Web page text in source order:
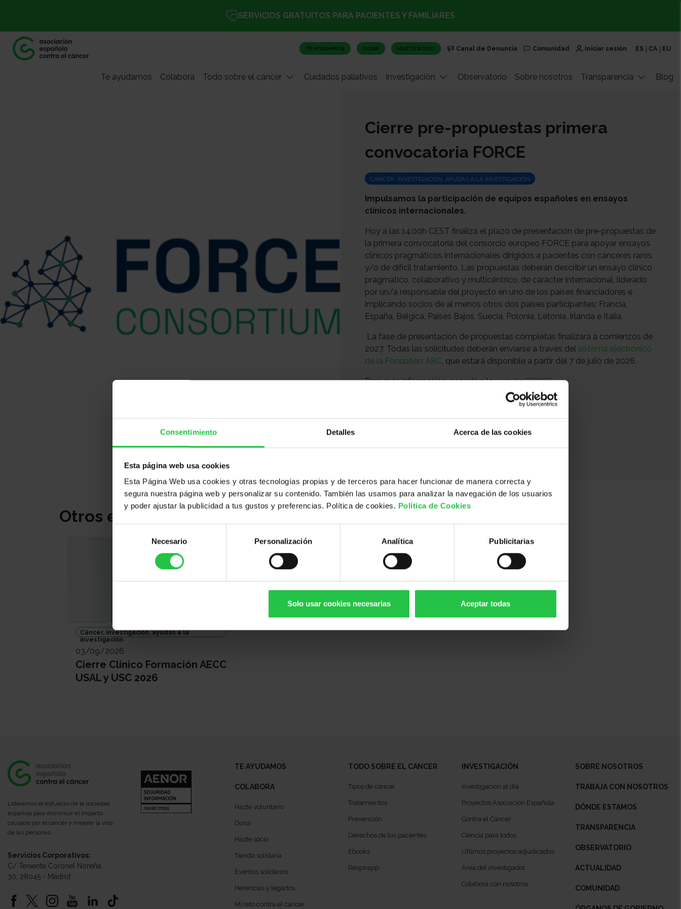
Consentimiento Detalles Acerca de las cookies
Esta página web usa cookies
Esta Página Web usa cookies y otras tecnologías propias y de terceros para hacer funcionar de manera correcta y
segura nuestra página web y personalizar su contenido. También las usamos para analizar la navegación de los usuarios
y poder ajustar la publicidad a tus gustos y preferencias. Política de cookies. Política de Cookies
consentimiento
Necesario Personalización Analítica Publicitarias
Solo usar cookies necesarias Aceptar todas
SERVICIOS GRATUITOS PARA PACIENTES Y FAMILIARES
TE AYUDAMOS DONA HAZTE SOCIO Canal de Denuncia Comunidad Iniciar sesión ES CA EU
Te ayudamos Colabora Todo sobre el cáncer Cuidados paliativos Investigación Observatorio Sobre nosotros Transparencia Blog
Cierre pre-propuestas primera
convocatoria FORCE
CÁNCER, INVESTIGACIÓN, AYUDAS A LA INVESTIGACIÓN
Impulsamos la participación de equipos españoles en ensayos
clínicos internacionales.
Hoy a las 14:00h CEST finaliza el plazo de presentación de pre-propuestas de
la primera convocatoria del consorcio europeo FORCE para apoyar ensayos
clínicos pragmáticos internacionales dirigidos a pacientes con cánceres raros
y/o de difícil tratamiento. Las propuestas deberán describir un ensayo clínico
pragmático, colaborativo y multicéntrico, de carácter internacional, liderado
por un/a responsable del proyecto en uno de los países financiadores e
implicando socios de al menos otros dos países participantes: Francia,
España, Bélgica, Países Bajos, Suecia, Polonia, Letonia, Irlanda e Italia.
La fase de presentación de propuestas completas finalizará a comienzos de
2027. Todas las solicitudes deberán enviarse a través del sistema electrónico
de la Fondation ARC, que estará disponible a partir del 7 de julio de 2026.
Para más información, accede a laweb de FORCE.
Otros eventos
Cáncer, investigación, ayudas a la
investigación
03/09/2026
Cierre Clínico Formación AECC
USAL y USC 2026
Lideramos el esfuerzo de la sociedad
española para disminuir el impacto
causado por el cáncer y mejorar la vida
de las personas.
Servicios Corporativos:
C/ Teniente Coronel Noreña,
30, 28045 - Madrid
TE AYUDAMOS
COLABORA
Hazte voluntario
Dona
Hazte socio
Tienda solidaria
Eventos solidarios
Herencias y legados
Mi reto contra el cáncer
TODO SOBRE EL CANCER
Tipos de cáncer
Tratamientos
Prevención
Derechos de los pacientes
Ebooks
Respirapp
INVESTIGACIÓN
Investigación al día
Proyectos Asociación Española
Contra el Cáncer
Ciencia para todos
Últimos proyectos adjudicados
Área del investigador
Colabora con nosotros
SOBRE NOSOTROS
TRABAJA CON NOSOTROS
DÓNDE ESTAMOS
TRANSPARENCIA
OBSERVATORIO
ACTUALIDAD
COMUNIDAD